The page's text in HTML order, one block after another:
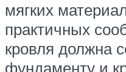
мягких
практичных
кровля должна
фундаменту и